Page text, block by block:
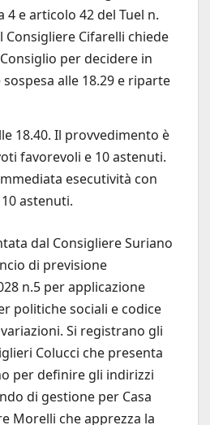
e articolo 42 del Tuel n.
Consigliere Cifarelli chiede
per decidere in
alle 18.29 e riparte
18.40. Il provvedimento è
favorevoli e 10 astenuti.
esecutività con
astenuti.
dal Consigliere Suriano
di previsione
n.5 per applicazione
politiche sociali e codice
Si registrano gli
Colucci che presenta
per definire gli indirizzi
di gestione per Casa
Morelli che apprezza la